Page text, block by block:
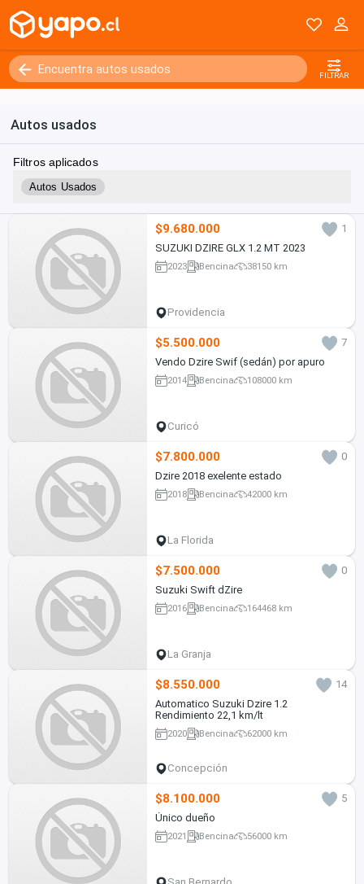
FILTRAR
Autos usados
Filtros aplicados
Autos Usados
$9.680.000
1
SUZUKI DZIRE GLX 1.2 MT 2023
2023 Bencina 38150 km
Providencia
$5.500.000
7
Vendo Dzire Swif (sedán) por apuro
2014 Bencina 108000 km
Curicó
$7.800.000
0
Dzire 2018 exelente estado
2018 Bencina 42000 km
La Florida
$7.500.000
0
Suzuki Swift dZire
2016 Bencina 164468 km
La Granja
$8.550.000
14
Automatico Suzuki Dzire 1.2
Rendimiento 22,1 km/lt
2020 Bencina 62000 km
Concepción
$8.100.000
5
Único dueño
2021 Bencina 56000 km